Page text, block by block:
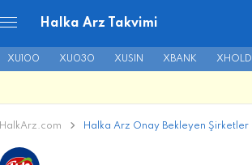
Halka Arz Takvimi
XU100 XU030 XUSIN XBANK XHOLD
HalkArz.com Halka Arz Onay Bekleyen Şirketler